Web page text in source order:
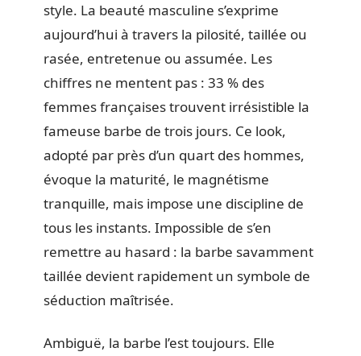
style. La beauté masculine s’exprime
aujourd’hui à travers la pilosité, taillée ou
rasée, entretenue ou assumée. Les
chiffres ne mentent pas : 33 % des
femmes françaises trouvent irrésistible la
fameuse barbe de trois jours. Ce look,
adopté par près d’un quart des hommes,
évoque la maturité, le magnétisme
tranquille, mais impose une discipline de
tous les instants. Impossible de s’en
remettre au hasard : la barbe savamment
taillée devient rapidement un symbole de
séduction maîtrisée.
Ambiguë, la barbe l’est toujours. Elle